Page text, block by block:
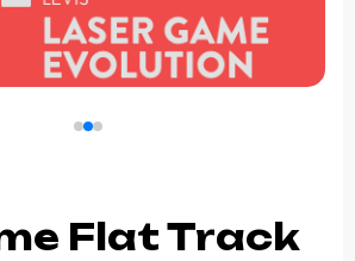
Flat Track